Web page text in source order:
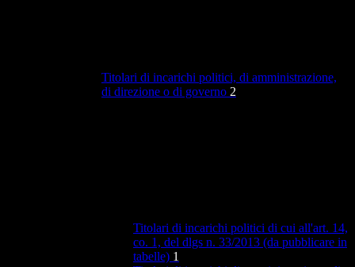
Titolari di incarichi politici, di amministrazione,
di direzione o di governo 2
Titolari di incarichi politici di cui all'art. 14,
co. 1, del dlgs n. 33/2013 (da pubblicare in
tabelle) 1